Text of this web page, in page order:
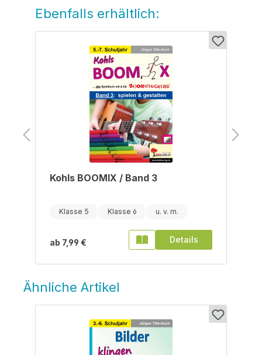
Produktgalerie überspringen
Ebenfalls erhältlich:
Kohls BOOMIX / Band 3
Klasse 5 Klasse 6
ab 7,99 € Details
Ähnliche Artikel